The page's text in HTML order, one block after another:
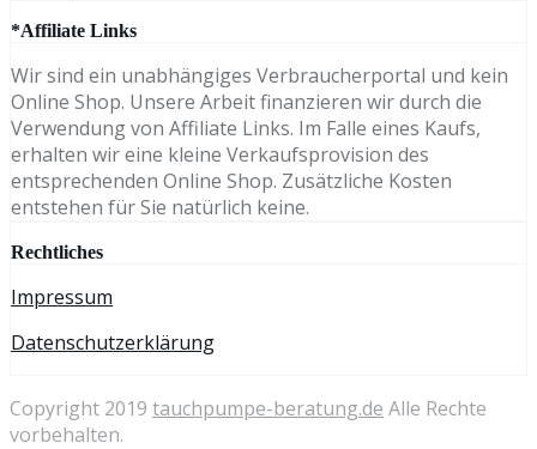
*Affiliate Links
Wir sind ein unabhängiges Verbraucherportal und kein
Online Shop. Unsere Arbeit finanzieren wir durch die
Verwendung von Affiliate Links. Im Falle eines Kaufs,
erhalten wir eine kleine Verkaufsprovision des
entsprechenden Online Shop. Zusätzliche Kosten
entstehen für Sie natürlich keine.
Rechtliches
Impressum
Datenschutzerklärung
Copyright 2019 tauchpumpe-beratung.de Alle Rechte
vorbehalten.